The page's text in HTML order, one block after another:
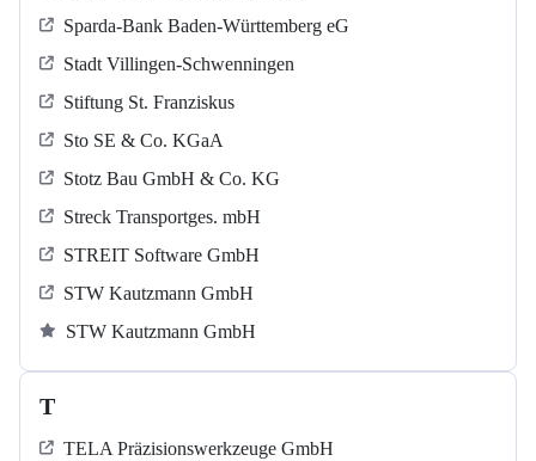
Sparda-Bank Baden-Württemberg eG
Stadt Villingen-Schwenningen
Stiftung St. Franziskus
Sto SE & Co. KGaA
Stotz Bau GmbH & Co. KG
Streck Transportges. mbH
STREIT Software GmbH
STW Kautzmann GmbH
STW Kautzmann GmbH
T
TELA Präzisionswerkzeuge GmbH